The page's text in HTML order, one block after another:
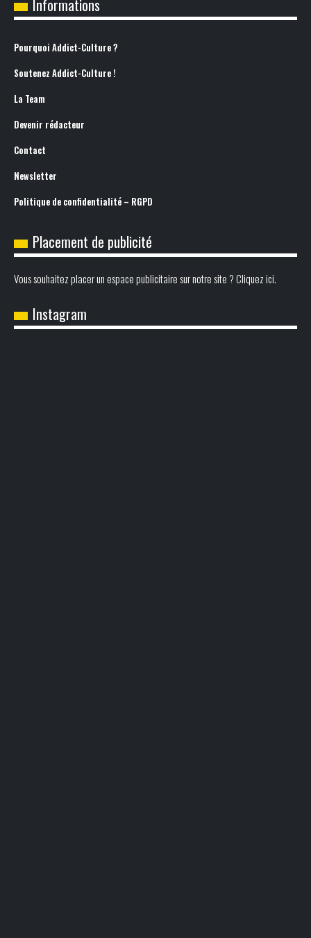
Informations
Pourquoi Addict-Culture ?
Soutenez Addict-Culture !
La Team
Devenir rédacteur
Contact
Newsletter
Politique de confidentialité – RGPD
Placement de publicité
Vous souhaitez placer un espace publicitaire sur notre site ? Cliquez ici.
Instagram